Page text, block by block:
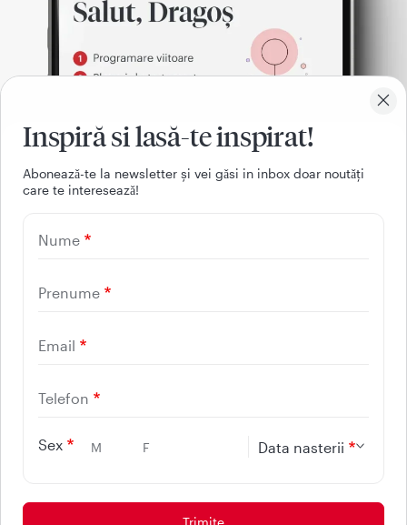
Inspiră si lasă-te inspirat!
Aboneazǎ-te la newsletter și vei gǎsi in inbox doar noutǎți
care te intereseazǎ!
Nume
Prenume
Email
Telefon
Sex M F Data nasterii
CONTACT